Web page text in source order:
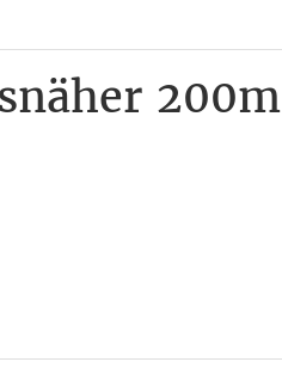
200m